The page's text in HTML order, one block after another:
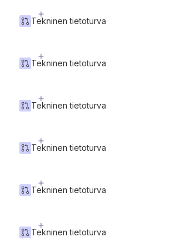
Tekninen tietoturva
Tekninen tietoturva
Tekninen tietoturva
Tekninen tietoturva
Tekninen tietoturva
Tekninen tietoturva